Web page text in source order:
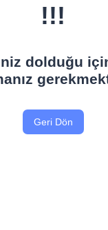
!!!
dolduğu
Geri Dön